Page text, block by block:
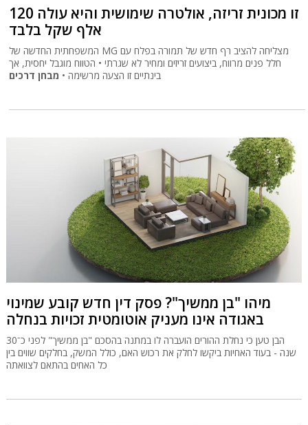
זו מכונית זריזה, אולטרה שימושית והיא עולה 120
אלף שקל בלבד
המשפחתית החדשה של MG מצליחה להציב רף חדש של תמורה בפלח עם
חלל פנים מרווח, ביצועים זריזים ומחיר לא שגרתי • הטווח מוגבל יחסית, אך
בינתיים זו הצעה מרשימה • מבחן דרכים
מיהו "בן ממשיך"? פסק דין חדש קובע שמינוי
באגודה אינו מעניק אוטומטית זכויות בנחלה
הבן טען כי נחלת ההורים הועברה לו במתנה בהסכם "בן ממשיך" לפני כ־30
שנה - בעוד האחיות ביקשו לחלק את רכוש האם, כולל המשק, בחלקים שווים בין
כל האחים בהתאם לצוואתה